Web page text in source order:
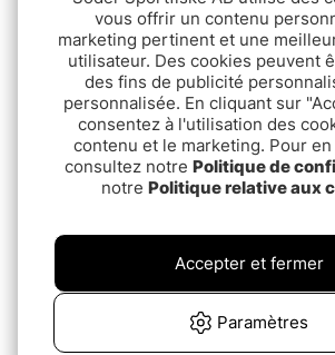
Strike Pro Inquisitor
MDR, susp, 8cm, 9,1g -
Golden Shiner
Note:
Fox
vous offrir un contenu
marketing pertinent et une
utilisateur. Des cookies peuvent
des fins de publicité
personnalisée. En cliquant sur
consentez à l'utilisation des
contenu et le marketing. Pour
consultez notre Politique de
notre Politique relative aux
Paramètres
Accepter et fermer